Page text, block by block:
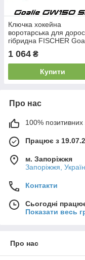
Ключка хокейна
воротарська для
гібридна FISCHER
GW150 SR довжина
1 064 ₴
Купити
Про нас
100% позитивних
Працює з
м. Запоріжжя
Запоріжжя,
Контакти
Сьогодні
Показати весь
Про нас